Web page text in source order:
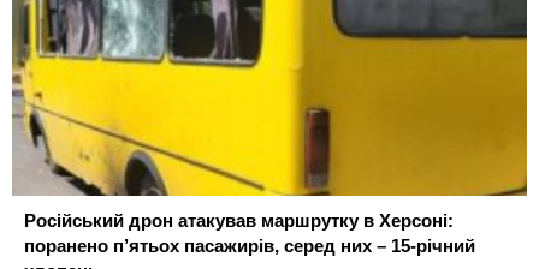
Російський дрон атакував маршрутку в Херсоні:
поранено п’ятьох пасажирів, серед них – 15-річний